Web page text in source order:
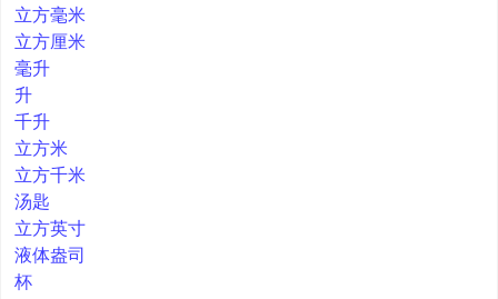
立方毫米
立方厘米
毫升
升
千升
立方米
立方千米
汤匙
立方英寸
液体盎司
杯